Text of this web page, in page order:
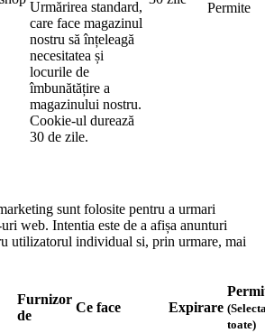
Urmărirea standard,
care face magazinul
nostru să înțeleagă
necesitatea și
locurile de
îmbunătățire a
magazinului nostru.
Cookie-ul durează
30 de zile.
Permite
sunt folosite pentru a urmari
web. Intentia este de a afișa anunturi
utilizatorul individual si, prin urmare, mai
Furnizor
de
Ce face Expirare
toate)